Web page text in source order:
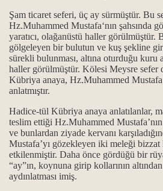
Şam ticaret seferi, üç ay sürmüştür. Bu
Hz.Muhammed Mustafa‘nın şahsında
yaratıcı, olağanüstü haller görülmüştür.
gölgeleyen bir bulutun ve kuş şekline
sürekli bulunması, altına oturduğu kuru
haller görülmüştür. Kölesi Meysre sefer
Kübriya anaya, Hz.Muhammed
anlatmıştır.
Hadice-tül Kübriya anaya anlatılanlar,
teslim ettiği Hz.Muhammed
ve bunlardan ziyade kervanı
Mustafa’yı gözekleyen iki meleği
etkilenmiştir. Daha önce gördüğü bir
“ay”ın, koynuna girip kollarının
aydınlatması imiş.